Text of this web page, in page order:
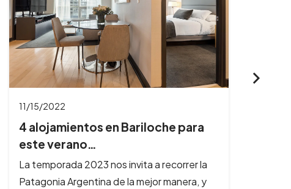
11/15/2022
4 alojamientos en Bariloche para
este verano…
La temporada 2023 nos invita a recorrer la
Patagonia Argentina de la mejor manera, y